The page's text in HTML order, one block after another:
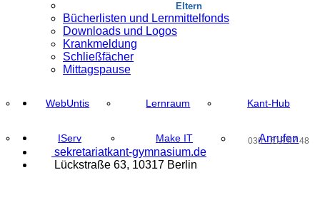
Eltern
Bücherlisten und Lernmittelfonds
Downloads und Logos
Krankmeldung
Schließfächer
Mittagspause
WebUntis Lernraum Kant-Hub
IServ Make IT Anrufen
030 - 513 97 48
sekretariat@
kant-gymnasium.de
Lückstraße 63, 10317 Berlin